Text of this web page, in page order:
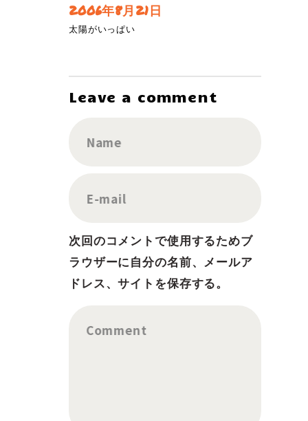
2006年8月21日
太陽がいっぱい
Leave a comment
Name
E-mail
次回のコメントで使用するためブ
ラウザーに自分の名前、メールア
ドレス、サイトを保存する。
Comment